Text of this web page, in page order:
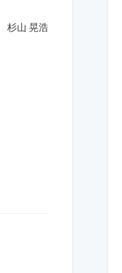
杉山 晃浩